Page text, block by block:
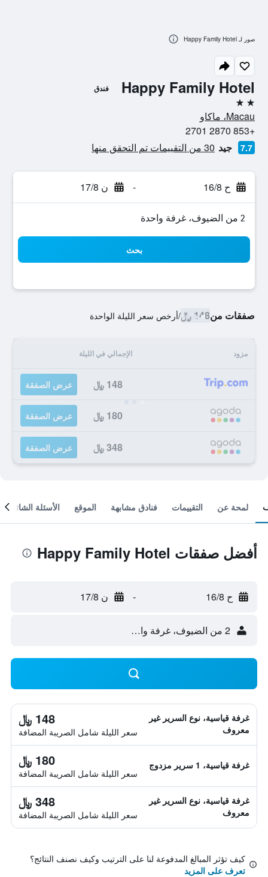
Happy Family Hotel فندق
2 نجمتين
Macau، ماكاو
+853 2870 2701
7.7 جيد 30 من التقييمات تم التحقق منها
ح 16/8 - ن 17/8
2 من الضيوف، غرفة واحدة
بحث
صفقات من148 ﷼ /أرخص سعر الليلة الواحدة
مزود الإجمالي في الليلة
148 ﷼ عرض الصفقة
180 ﷼ عرض الصفقة
348 ﷼ عرض الصفقة
صور لـ Happy Family Hotel
لمحة عن التقييمات فنادق مشابهة الموقع الأسئلة الشائعة
أفضل صفقات Happy Family Hotel
ح 16/8 - ن 17/8
2 من الضيوف، غرفة واحدة
غرفة قياسية، نوع السرير غير
معروف
148 ﷼
سعر الليلة شامل الصريبة المضافة
غرفة قياسية، 1 سرير مزدوج 180 ﷼
سعر الليلة شامل الصريبة المضافة
غرفة قياسية، نوع السرير غير
معروف
348 ﷼
سعر الليلة شامل الصريبة المضافة
كيف تؤثر المبالغ المدفوعة لنا على الترتيب وكيف نصنف النتائج؟
تعرف على المزيد